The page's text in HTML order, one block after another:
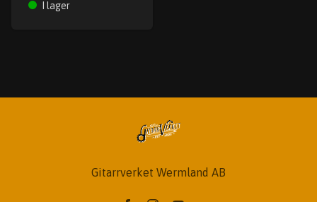
I lager
Gitarrverket Wermland AB